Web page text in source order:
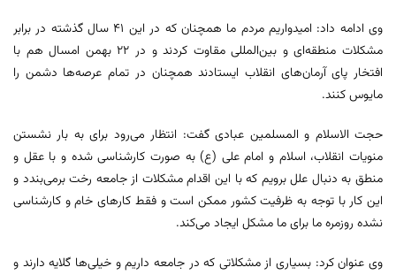
وی ادامه داد: امیدواریم مردم ما همچنان که در این ۴۱ سال گذشته در برابر
مشکلات منطقه‌ای و بین‌المللی مقاوت کردند و در ۲۲ بهمن امسال هم با
افتخار پای آرمان‌های انقلاب ایستادند همچنان در تمام عرصه‌ها دشمن را
مایوس کنند.
حجت الاسلام و المسلمین عبادی گفت: انتظار می‌رود برای به بار نشستن
منویات انقلاب، اسلام و امام علی (ع) به صورت کارشناسی شده و با عقل و
منطق به دنبال علل برویم که با این اقدام مشکلات از جامعه رخت برمی‌بندد و
این کار با توجه به ظرفیت کشور ممکن است و فقط کارهای خام و کارشناسی
نشده روزمره ما برای ما مشکل ایجاد می‌کند.
وی عنوان کرد: بسیاری از مشکلاتی که در جامعه داریم و خیلی‌ها گلایه دارند و